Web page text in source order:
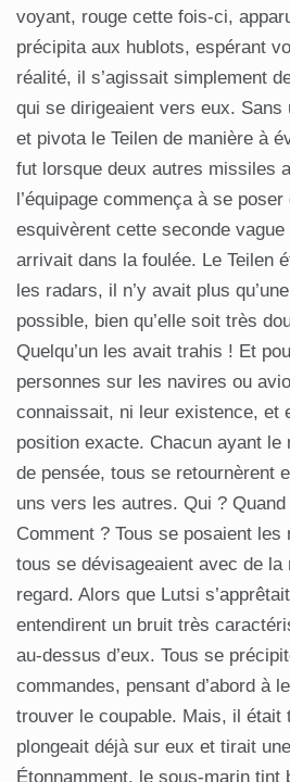
voyant, rouge cette fois-ci,
précipita aux hublots, espérant
réalité, il s’agissait simplement
qui se dirigeaient vers eux.
et pivota le Teilen de manière à
fut lorsque deux autres missiles
l’équipage commença à se
esquivèrent cette seconde
arrivait dans la foulée. Le Teilen
les radars, il n’y avait plus
possible, bien qu’elle soit très
Quelqu’un les avait trahis ! Et
personnes sur les navires ou
connaissait, ni leur existence, et
position exacte. Chacun ayant le
de pensée, tous se retournèrent
uns vers les autres. Qui ?
Comment ? Tous se posaient
tous se dévisageaient avec de la
regard. Alors que Lutsi
entendirent un bruit très
au-dessus d’eux. Tous se
commandes, pensant d’abord à
trouver le coupable. Mais, il était
plongeait déjà sur eux et tirait
Étonnamment, le sous-marin tint